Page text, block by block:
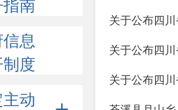
息
度
动
关于公布四
关于公布四
关于公布四